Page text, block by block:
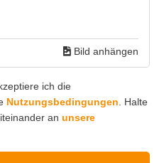
Bild anhängen
ich die
Nutzungsbedingungen . Halte
an unsere